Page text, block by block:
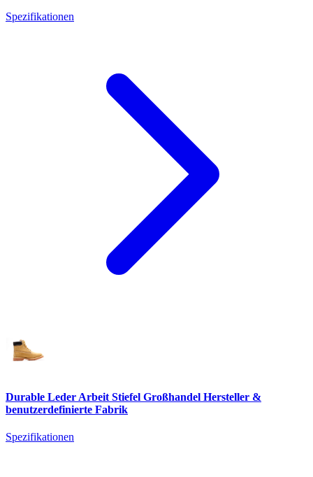
Spezifikationen
Durable Leder Arbeit Stiefel Großhandel Hersteller &
benutzerdefinierte Fabrik
Spezifikationen